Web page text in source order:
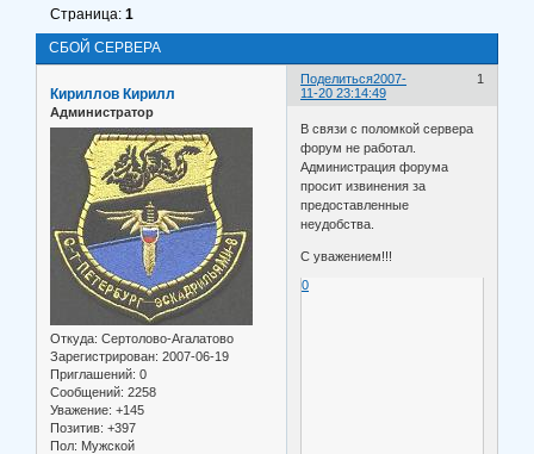
СБОЙ СЕРВЕРА
Страница:1
Поделиться 1
2007-
11-20 23:14:49
Кириллов Кирилл
Администратор
Откуда: Сертолово-Агалатово
Зарегистрирован: 2007-06-19
Приглашений: 0
Сообщений: 2258
Уважение: +145
Позитив: +397
Пол: Мужской
В связи с поломкой сервера
форум не работал.
Администрация форума
просит извинения за
предоставленные
неудобства.
С уважением!!!
0